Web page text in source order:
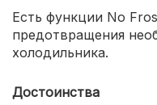
Есть функции No
предотвращения
холодильника.
Достоинства